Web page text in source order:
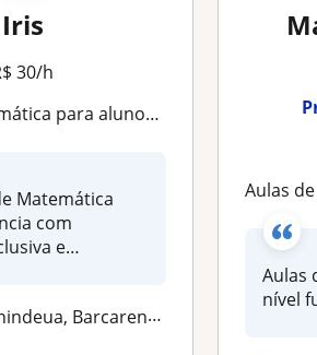
Iris
30/h
ensino fundamental ao médio. Experiência com educação inclusiva
Matemática
com
e
Barcarena, Marituba
Aulas de
Aulas
nível